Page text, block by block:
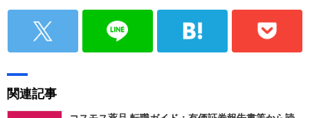
関連記事